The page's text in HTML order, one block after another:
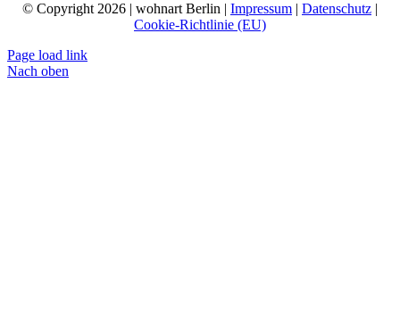
© Copyright 2026 | wohnart Berlin | Impressum | Datenschutz |
Cookie-Richtlinie (EU)
Page load link
Nach oben